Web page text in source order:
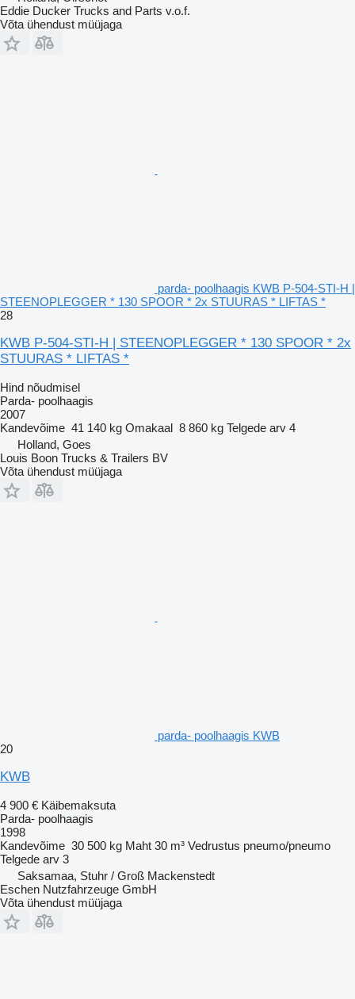
Eddie Ducker Trucks and Parts v.o.f.
Võta ühendust müüjaga
parda- poolhaagis KWB P-504-STI-H |
STEENOPLEGGER * 130 SPOOR * 2x STUURAS * LIFTAS *
28
KWB P-504-STI-H | STEENOPLEGGER * 130 SPOOR * 2x
STUURAS * LIFTAS *
Hind nõudmisel
Parda- poolhaagis
2007
Kandevõime 41 140 kg Omakaal 8 860 kg Telgede arv 4
Holland, Goes
Louis Boon Trucks & Trailers BV
Võta ühendust müüjaga
parda- poolhaagis KWB
20
KWB
4 900 € Käibemaksuta
Parda- poolhaagis
1998
Kandevõime 30 500 kg Maht 30 m³ Vedrustus pneumo/pneumo
Telgede arv 3
Saksamaa, Stuhr / Groß Mackenstedt
Eschen Nutzfahrzeuge GmbH
Võta ühendust müüjaga